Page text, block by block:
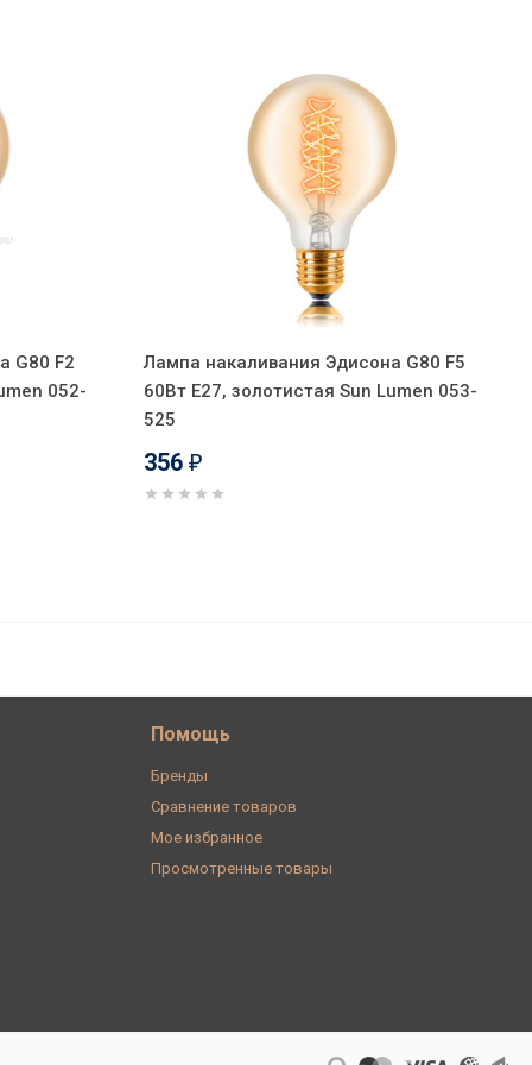
G80 F2
052-
Лампа накаливания Эдисона G80 F5
60Вт Е27, золотистая Sun Lumen 053-
525
356 ₽
Помощь
Бренды
Сравнение товаров
Мое избранное
Просмотренные товары